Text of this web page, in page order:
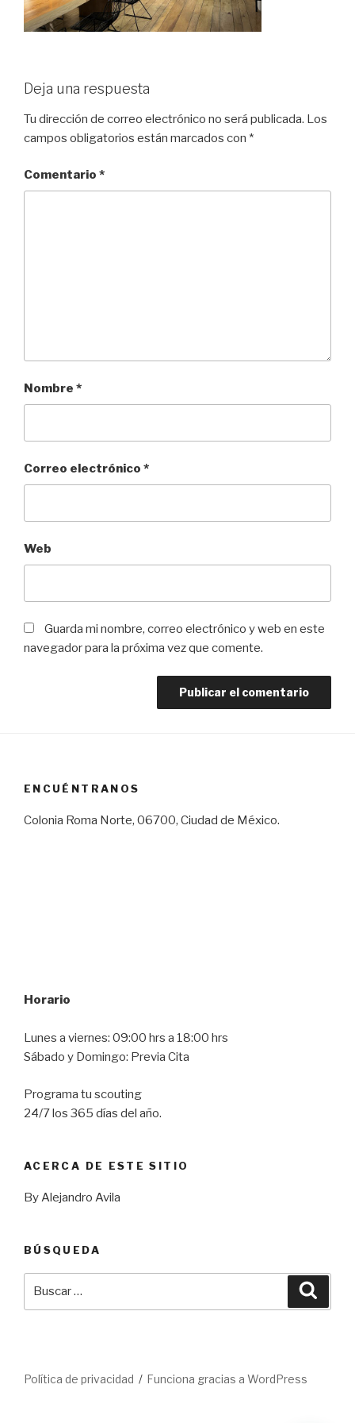
Deja una respuesta
Tu dirección de correo electrónico no será publicada. Los
campos obligatorios están marcados con *
Comentario *
Nombre *
Correo electrónico *
Web
Guarda mi nombre, correo electrónico y web en este
navegador para la próxima vez que comente.
ENCUÉNTRANOS
Colonia Roma Norte, 06700, Ciudad de México.
Horario
Lunes a viernes: 09:00 hrs a 18:00 hrs
Sábado y Domingo: Previa Cita
Programa tu scouting
24/7 los 365 días del año.
ACERCA DE ESTE SITIO
By Alejandro Avila
BÚSQUEDA
Política de privacidad Funciona gracias a WordPress